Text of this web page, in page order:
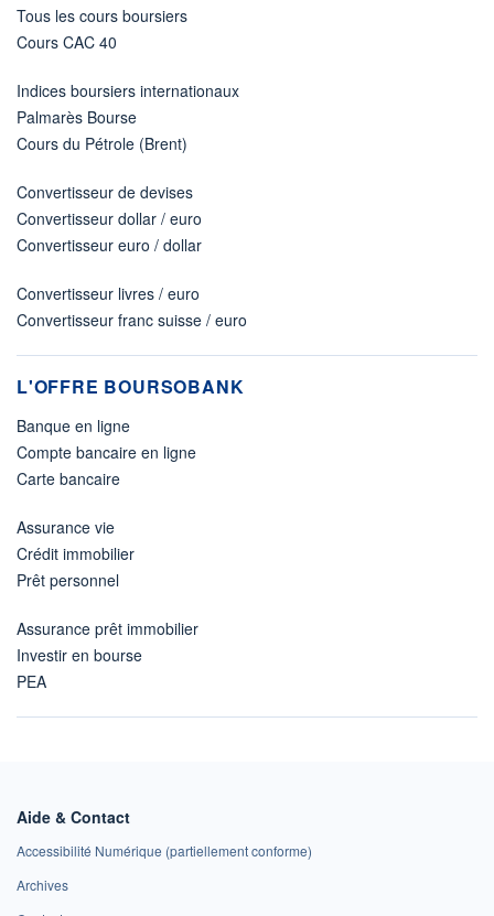
Tous les cours boursiers
Cours CAC 40
Indices boursiers internationaux
Palmarès Bourse
Cours du Pétrole (Brent)
Convertisseur de devises
Convertisseur dollar / euro
Convertisseur euro / dollar
Convertisseur livres / euro
Convertisseur franc suisse / euro
L'OFFRE BOURSOBANK
Banque en ligne
Compte bancaire en ligne
Carte bancaire
Assurance vie
Crédit immobilier
Prêt personnel
Assurance prêt immobilier
Investir en bourse
PEA
Aide & Contact
Accessibilité Numérique (partiellement conforme)
Archives